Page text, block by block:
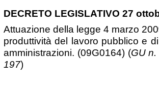
DECRETO LEGISLATIVO 27
Attuazione della legge 4 marzo
produttività del lavoro pubblico e
amministrazioni. (09G0164) (GU
197)